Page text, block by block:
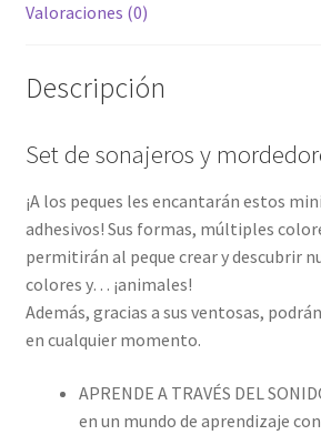
Valoraciones (0)
Descripción
Set de sonajeros y
¡A los peques les encantarán estos
adhesivos! Sus formas, múltiples
permitirán al peque crear y descubrir
colores y… ¡animales!
Además, gracias a sus ventosas,
en cualquier momento.
APRENDE A TRAVÉS DEL
en un mundo de aprendizaje